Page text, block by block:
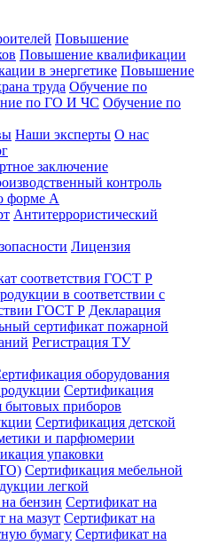
Повышение
Повышение квалификации
в энергетике Повышение
труда Обучение по
по ГО И ЧС Обучение по
Наши эксперты О нас
заключение
контроль
форме А
Антитеррористический
Лицензия
соответствия ГОСТ Р
в соответствии с
ГОСТ Р Декларация
сертификат пожарной
Регистрация ТУ
оборудования
Сертификация
бытовых приборов
Сертификация детской
и парфюмерии
упаковки
Сертификация мебельной
легкой
бензин Сертификат на
на мазут Сертификат на
бумагу Сертификат на